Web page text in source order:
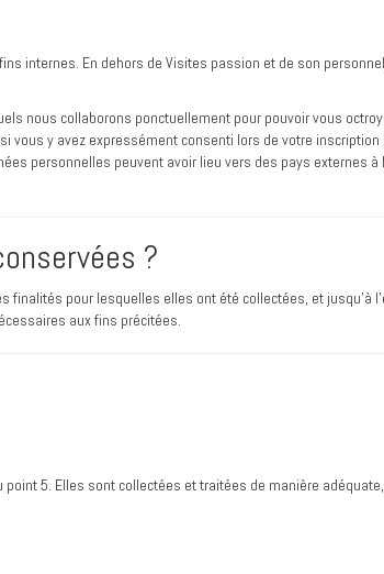
internes. En dehors de Visites passion et de son
nous collaborons ponctuellement pour pouvoir vous
y avez expressément consenti lors de votre
personnelles peuvent avoir lieu vers des pays externes
?
pour lesquelles elles ont été collectées, et jusqu’à
aux fins précitées.
5. Elles sont collectées et traitées de manière